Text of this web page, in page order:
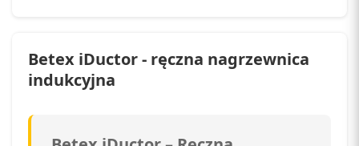
Betex iDuctor - ręczna nagrzewnica
indukcyjna